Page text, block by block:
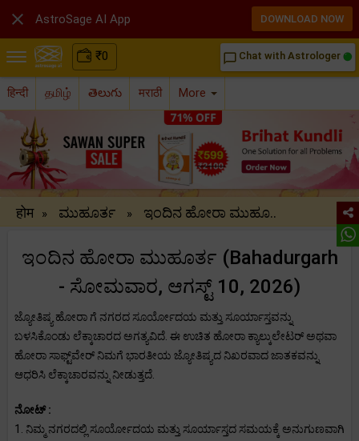
₹0 chat_bubble_outline Chat with Astrologer
हिन्दी தமிழ் తెలుగు मराठी More
होम » ಮುಹೂರ್ತ » ಇಂದಿನ ಹೋರಾ ಮುಹೂ..
ಇಂದಿನ ಹೋರಾ ಮುಹೂರ್ತ (Bahadurgarh
- ಸೋಮವಾರ, ಆಗಸ್ಟ್ 10, 2026)
ಜ್ಯೋತಿಷ್ಯ ಹೋರಾ ಗೆ ನಗರದ ಸೂರ್ಯೋದಯ ಮತ್ತು ಸೂರ್ಯಾಸ್ತವನ್ನು
ಬಳಸಿಕೊಂಡು ಲೆಕ್ಕಾಚಾರದ ಅಗತ್ಯವಿದೆ. ಈ ಉಚಿತ ಹೋರಾ ಕ್ಯಾಲ್ಕುಲೇಟರ್ ಅಥವಾ
ಹೋರಾ ಸಾಫ್ಟ್‌ವೇರ್ ನಿಮಗೆ ಭಾರತೀಯ ಜ್ಯೋತಿಷ್ಯದ ನಿಖರವಾದ ಜಾತಕವನ್ನು
ಆಧರಿಸಿ ಲೆಕ್ಕಾಚಾರವನ್ನು ನೀಡುತ್ತದೆ.
ನೋಟ್ :
1. ನಿಮ್ಮ ನಗರದಲ್ಲಿ ಸೂರ್ಯೋದಯ ಮತ್ತು ಸೂರ್ಯಾಸ್ತದ ಸಮಯಕ್ಕೆ ಅನುಗುಣವಾಗಿ
 AstroSage AI App DOWNLOAD NOW